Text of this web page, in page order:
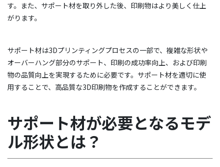
す。また、サポート材を取り外した後、印刷物はより美しく仕上
がります。
サポート材は3Dプリンティングプロセスの一部で、複雑な形状や
オーバーハング部分のサポート、印刷の成功率向上、および印刷
物の品質向上を実現するために必要です。サポート材を適切に使
用することで、高品質な3D印刷物を作成することができます。
サポート材が必要となるモデ
ル形状とは？